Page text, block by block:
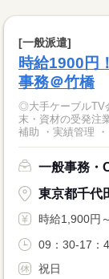
[一般派遣]
時給1900円
事務＠竹橋
◎大手ケーブルTV会
末・資材の受発注
補助 ・実績管理
一般事務・
東京都千代
時給1,900円～
09：30-17：
祝日